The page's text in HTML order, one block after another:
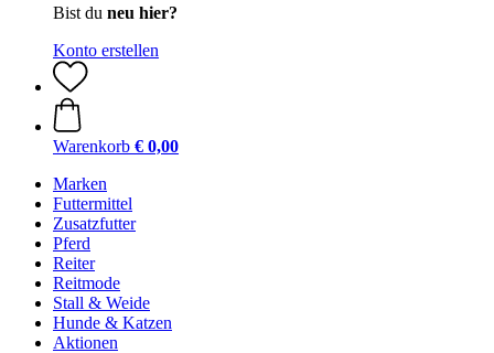
Bist du neu hier?
Konto erstellen
Warenkorb € 0,00
Marken
Futtermittel
Zusatzfutter
Pferd
Reiter
Reitmode
Stall & Weide
Hunde & Katzen
Aktionen